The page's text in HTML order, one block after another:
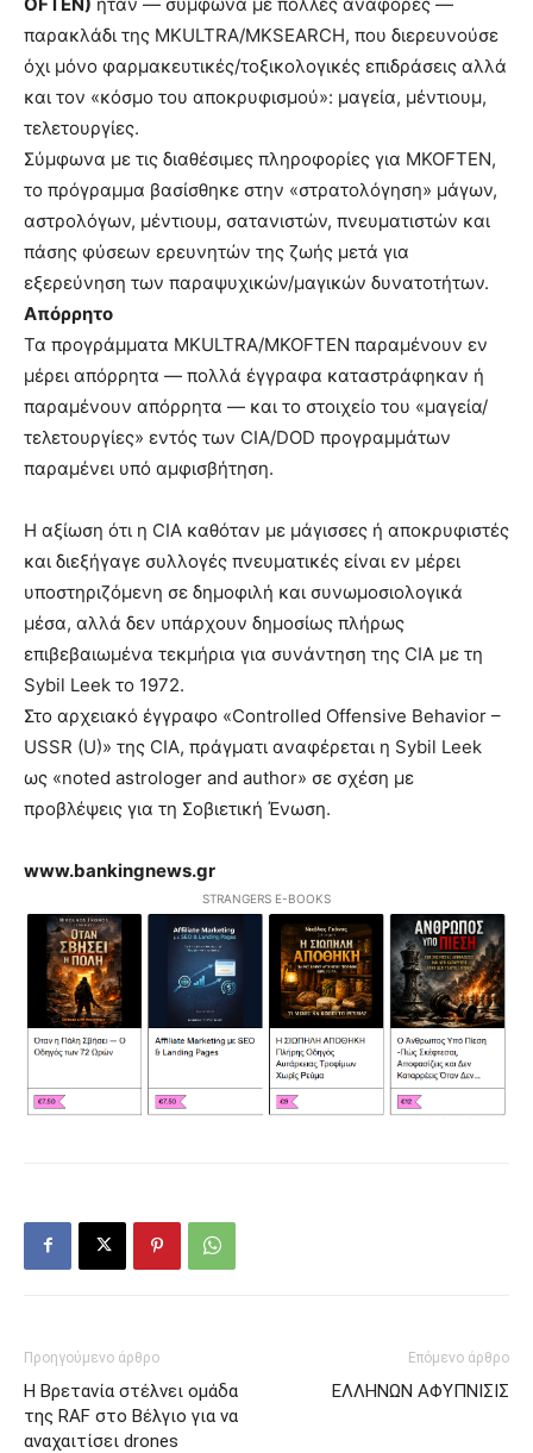
παρακλάδι της MKULTRA/MKSEARCH, που διερευνούσε
όχι μόνο φαρμακευτικές/τοξικολογικές επιδράσεις αλλά
και τον «κόσμο του αποκρυφισμού»: μαγεία, μέντιουμ,
τελετουργίες.
Σύμφωνα με τις διαθέσιμες πληροφορίες για MKOFTEN,
το πρόγραμμα βασίσθηκε στην «στρατολόγηση» μάγων,
αστρολόγων, μέντιουμ, σατανιστών, πνευματιστών και
πάσης φύσεων ερευνητών της ζωής μετά για
εξερεύνηση των παραψυχικών/μαγικών δυνατοτήτων.
Απόρρητο
Τα προγράμματα MKULTRA/MKOFTEN παραμένουν εν
μέρει απόρρητα — πολλά έγγραφα καταστράφηκαν ή
παραμένουν απόρρητα — και το στοιχείο του «μαγεία/
τελετουργίες» εντός των CIA/DOD προγραμμάτων
παραμένει υπό αμφισβήτηση.
Η αξίωση ότι η CIA καθόταν με μάγισσες ή αποκρυφιστές
και διεξήγαγε συλλογές πνευματικές είναι εν μέρει
υποστηριζόμενη σε δημοφιλή και συνωμοσιολογικά
μέσα, αλλά δεν υπάρχουν δημοσίως πλήρως
επιβεβαιωμένα τεκμήρια για συνάντηση της CIA με τη
Sybil Leek το 1972.
Στο αρχειακό έγγραφο «Controlled Offensive Behavior –
USSR (U)» της CIA, πράγματι αναφέρεται η Sybil Leek
ως «noted astrologer and author» σε σχέση με
προβλέψεις για τη Σοβιετική Ένωση.
www.bankingnews.gr
STRANGERS E-BOOKS
Προηγούμενο άρθρο
Η Βρετανία στέλνει ομάδα
της RAF στο Βέλγιο για να
αναχαιτίσει drones
Επόμενο άρθρο
ΕΛΛΗΝΩΝ ΑΦΥΠΝΙΣΙΣ